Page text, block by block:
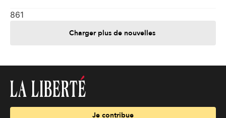
861
Charger plus de nouvelles
Je contribue